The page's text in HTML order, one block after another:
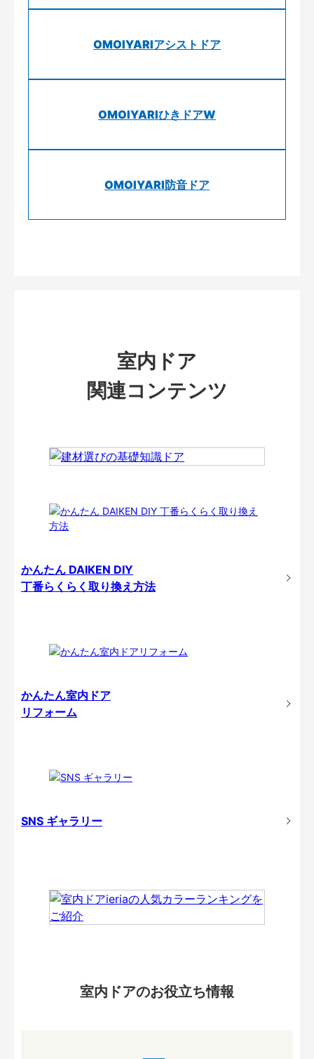
OMOIYARIアシストドア
OMOIYARIひきドアW
OMOIYARI防音ドア
室内ドア
関連コンテンツ
かんたん DAIKEN DIY
丁番らくらく取り換え方法
かんたん室内ドア
リフォーム
SNS ギャラリー
室内ドアのお役立ち情報